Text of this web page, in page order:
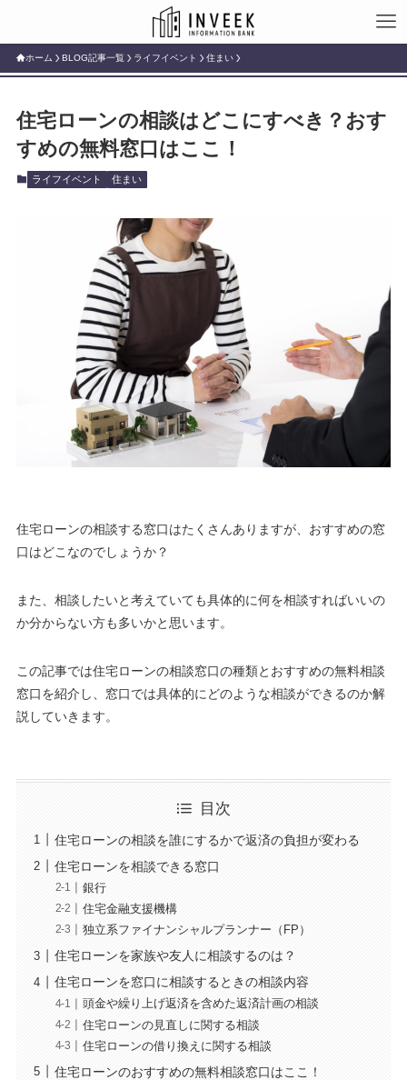
ホーム BLOG記事一覧 ライフイベント 住まい
住宅ローンの相談はどこにすべき？おす
すめの無料窓口はここ！
ライフイベント 住まい
住宅ローンの相談する窓口はたくさんありますが、おすすめの窓
口はどこなのでしょうか？
また、相談したいと考えていても具体的に何を相談すればいいの
か分からない方も多いかと思います。
この記事では住宅ローンの相談窓口の種類とおすすめの無料相談
窓口を紹介し、窓口では具体的にどのような相談ができるのか解
説していきます。
目次
住宅ローンの相談を誰にするかで返済の負担が変わる
住宅ローンを相談できる窓口
銀行
住宅金融支援機構
独立系ファイナンシャルプランナー（FP）
住宅ローンを家族や友人に相談するのは？
住宅ローンを窓口に相談するときの相談内容
頭金や繰り上げ返済を含めた返済計画の相談
住宅ローンの見直しに関する相談
住宅ローンの借り換えに関する相談
住宅ローンのおすすめの無料相談窓口はここ！